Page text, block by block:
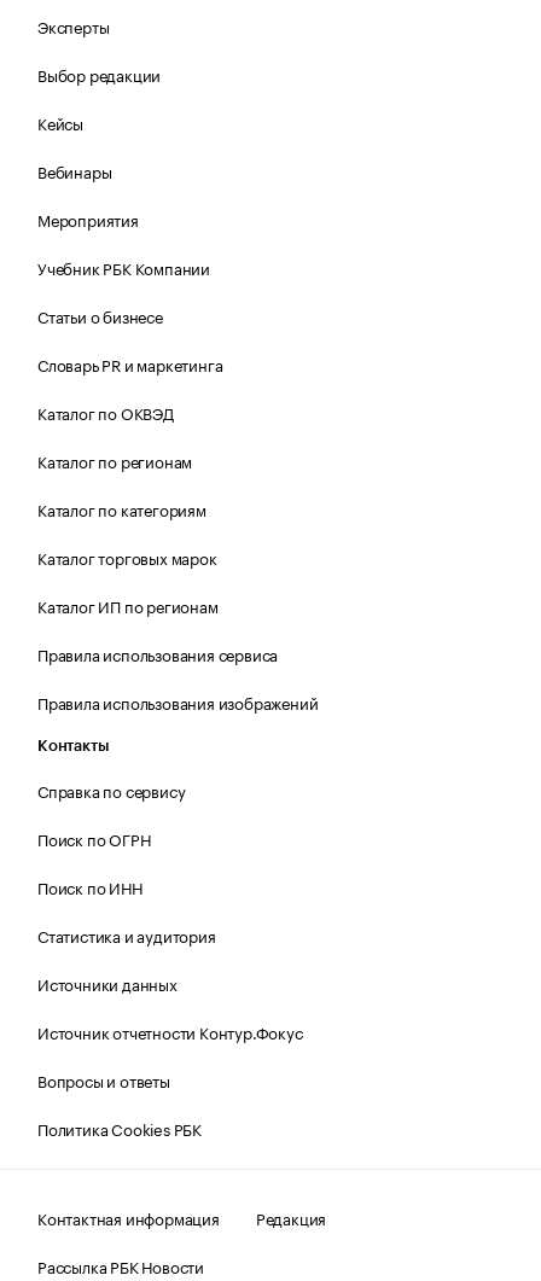
Эксперты
Выбор редакции
Кейсы
Вебинары
Мероприятия
Учебник РБК Компании
Статьи о бизнесе
Словарь PR и маркетинга
Каталог по ОКВЭД
Каталог по регионам
Каталог по категориям
Каталог торговых марок
Каталог ИП по регионам
Правила использования сервиса
Правила использования изображений
Контакты
Справка по сервису
Поиск по ОГРН
Поиск по ИНН
Статистика и аудитория
Источники данных
Источник отчетности Контур.Фокус
Вопросы и ответы
Политика Cookies РБК
Контактная информация
Редакция
Рассылка РБК Новости